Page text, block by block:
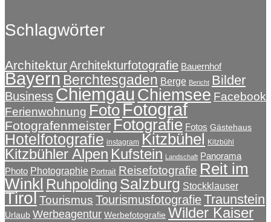
Schlagwörter
ArchitekturArchitekturfotografie Bauernhof
Bayern Berchtesgaden Berge Bericht Bilder
Business Chiemgau Chiemsee Facebook
Ferienwohnung Foto Fotograf
Fotografenmeister Fotografie Fotos Gästehaus
Hotelfotografie instagram Kitzbühel Kitzbühl
Kitzbühler Alpen Kufstein Landschaft Panorama
Photo Photographie Portrait Reisefotografie Reit im
Winkl Ruhpolding Salzburg Stockklauser
Tirol Tourismus TourismusfotografieTraunstein
Urlaub Werbeagentur Werbefotografie Wilder Kaiser